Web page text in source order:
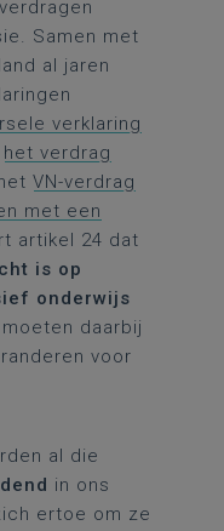
Samen met
al jaren
verklaring
het verdrag
VN-verdrag
met een
artikel 24 dat
is op
onderwijs
daarbij
voor
al die
in ons
ertoe om ze